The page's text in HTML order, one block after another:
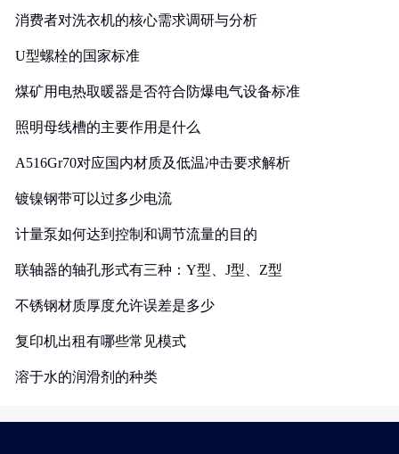
消费者对洗衣机的核心需求调研与分析
U型螺栓的国家标准
煤矿用电热取暖器是否符合防爆电气设备标准
照明母线槽的主要作用是什么
A516Gr70对应国内材质及低温冲击要求解析
镀镍钢带可以过多少电流
计量泵如何达到控制和调节流量的目的
联轴器的轴孔形式有三种：Y型、J型、Z型
不锈钢材质厚度允许误差是多少
复印机出租有哪些常见模式
溶于水的润滑剂的种类